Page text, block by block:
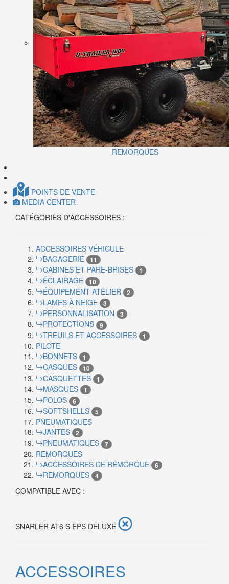
REMORQUES
POINTS DE VENTE
MEDIA CENTER
CATÉGORIES D'ACCESSOIRES :
ACCESSOIRES VÉHICULE
BAGAGERIE
11
CABINES ET PARE-BRISES 1
ÉCLAIRAGE 10
ÉQUIPEMENT ATELIER 2
LAMES À NEIGE 3
PERSONNALISATION 3
PROTECTIONS 9
TREUILS ET ACCESSOIRES 1
PILOTE
BONNETS
1
CASQUES 10
CASQUETTES 1
MASQUES 1
POLOS 6
SOFTSHELLS 5
PNEUMATIQUES
JANTES
2
PNEUMATIQUES 7
REMORQUES
ACCESSOIRES DE REMORQUE
6
REMORQUES 4
COMPATIBLE AVEC :
SNARLER AT6 S EPS DELUXE
ACCESSOIRES